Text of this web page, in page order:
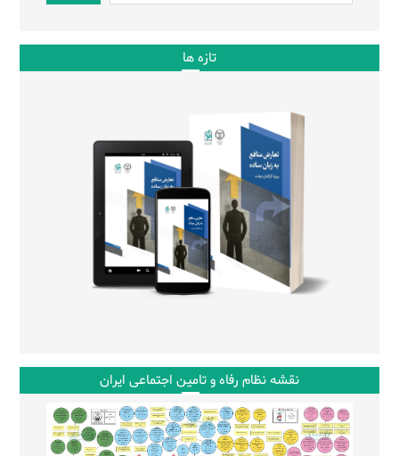
تازه ها
نقشه نظام رفاه و تامین اجتماعی ایران